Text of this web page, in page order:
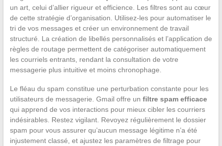
un art, celui d’allier rigueur et efficience. Les filtres sont au cœur
de cette stratégie d’organisation. Utilisez-les pour automatiser le
tri de vos messages et créer un environnement de travail
structuré. La création de libellés personnalisés et l’application de
règles de routage permettent de catégoriser automatiquement
les courriels entrants, rendant la consultation de votre
messagerie plus intuitive et moins chronophage.
Le fléau du spam constitue une perturbation constante pour les
utilisateurs de messagerie. Gmail offre un filtre spam efficace
qui apprend de vos interactions pour mieux cibler les courriers
indésirables. Restez vigilant. Revoyez régulièrement le dossier
spam pour vous assurer qu’aucun message légitime n’a été
injustement classé, et ajustez les paramètres de filtrage pour